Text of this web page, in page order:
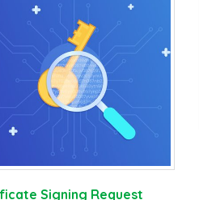
Signing Request